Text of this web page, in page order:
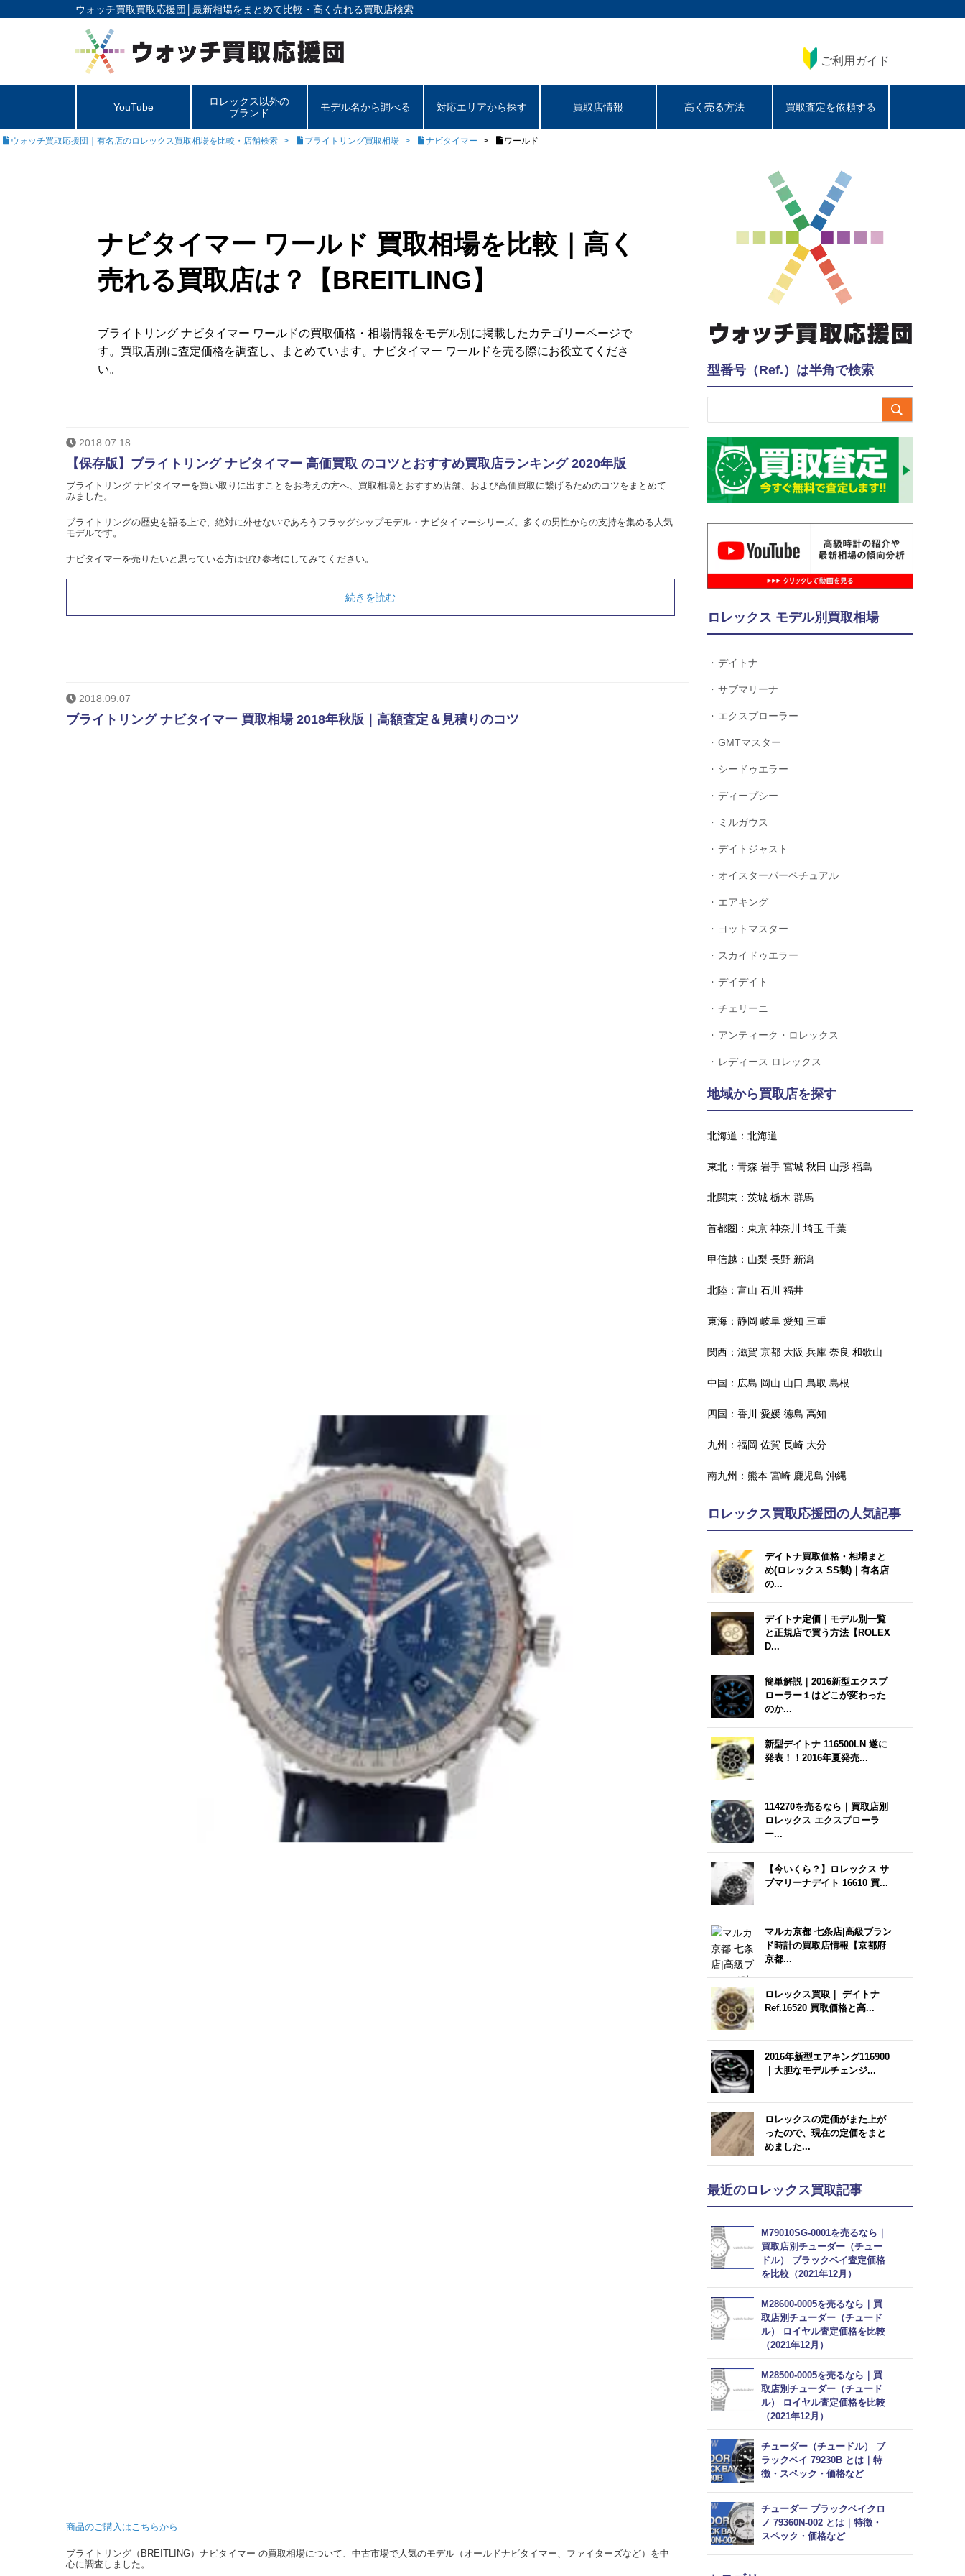
ウォッチ買取買取応援団│ 最新相場をまとめて比較・高く売れる買取店検索
ご利用ガイド
YouTube
ロレックス以外の
ブランド
モデル名から調べる 対応エリアから探す 買取店情報 高く売る方法 買取査定を依頼する
ウォッチ買取応援団｜有名店のロレックス買取相場を比較・店舗検索 ブライトリング買取相場 ナビタイマー ワールド
ナビタイマー ワールド 買取相場を比較｜高く
売れる買取店は？【BREITLING】
ブライトリング ナビタイマー ワールドの買取価格・相場情報をモデル別に掲載したカテゴリーページで
す。買取店別に査定価格を調査し、まとめています。ナビタイマー ワールドを売る際にお役立てくださ
い。
2018.07.18
【保存版】ブライトリング ナビタイマー 高価買取 のコツとおすすめ買取店ランキング 2020年版
ブライトリング ナビタイマーを買い取りに出すことをお考えの方へ、買取相場とおすすめ店舗、および高価買取に繋げるためのコツをまとめて
みました。
ブライトリングの歴史を語る上で、絶対に外せないであろうフラッグシップモデル・ナビタイマーシリーズ。多くの男性からの支持を集める人気
モデルです。
ナビタイマーを売りたいと思っている方はぜひ参考にしてみてください。
続きを読む
2018.09.07
ブライトリング ナビタイマー 買取相場 2018年秋版｜高額査定＆見積りのコツ
商品のご購入はこちらから
ブライトリング（BREITLING）ナビタイマー の買取相場について、中古市場で人気のモデル（オールドナビタイマー、ファイターズなど）を中
心に調査しました。
型番号（Ref.）は半角で検索

ロレックス モデル別買取相場
デイトナ
サブマリーナ
エクスプローラー
GMTマスター
シードゥエラー
ディープシー
ミルガウス
デイトジャスト
オイスターパーペチュアル
エアキング
ヨットマスター
スカイドゥエラー
デイデイト
チェリーニ
アンティーク・ロレックス
レディース ロレックス
地域から買取店を探す
北海道： 北海道
東北： 青森 岩手 宮城 秋田 山形 福島
北関東： 茨城 栃木 群馬
首都圏： 東京 神奈川 埼玉 千葉
甲信越： 山梨 長野 新潟
北陸： 富山 石川 福井
東海： 静岡 岐阜 愛知 三重
関西： 滋賀 京都 大阪 兵庫 奈良 和歌山
中国： 広島 岡山 山口 鳥取 島根
四国： 香川 愛媛 徳島 高知
九州： 福岡 佐賀 長崎 大分
南九州： 熊本 宮崎 鹿児島 沖縄
ロレックス買取応援団の人気記事
デイトナ買取価格・相場まと
め(ロレックス SS製)｜有名店
の...
デイトナ定価｜モデル別一覧
と正規店で買う方法【ROLEX
D...
簡単解説｜2016新型エクスプ
ローラー１はどこが変わった
のか...
新型デイトナ 116500LN 遂に
発表！！2016年夏発売...
114270を売るなら｜買取店別
ロレックス エクスプローラ
ー...
【今いくら？】ロレックス サ
ブマリーナデイト 16610 買...
マルカ京都 七条店|高級ブラン
ド時計の買取店情報【京都府
京都...
ロレックス買取｜ デイトナ
Ref.16520 買取価格と高...
2016年新型エアキング116900
｜大胆なモデルチェンジ...
ロレックスの定価がまた上が
ったので、現在の定価をまと
めました...
最近のロレックス買取記事
M79010SG-0001を売るなら｜
買取店別チューダー（チュー
ドル） ブラックベイ査定価格
を比較（2021年12月）
M28600-0005を売るなら｜買
取店別チューダー（チュード
ル） ロイヤル査定価格を比較
（2021年12月）
M28500-0005を売るなら｜買
取店別チューダー（チュード
ル） ロイヤル査定価格を比較
（2021年12月）
チューダー（チュードル） ブ
ラックベイ 79230B とは｜特
徴・スペック・価格など
チューダー ブラックベイクロ
ノ 79360N-002 とは｜特徴・
スペック・価格など